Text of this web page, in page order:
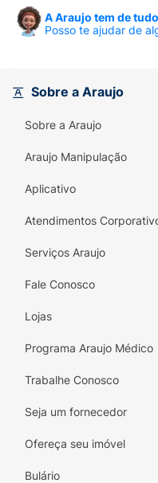
Ação
produção de
clareamento e a
rapidamente
solar,
agressões
Invista no
precisa para brilhar!
A Araujo tem de
Posso te ajudar de
Sobre a Araujo
Sobre a Araujo
Araujo Manipulação
Aplicativo
Atendimentos
Serviços Araujo
Fale Conosco
Lojas
Programa Araujo Médico
Trabalhe Conosco
Seja um fornecedor
Ofereça seu imóvel
Bulário